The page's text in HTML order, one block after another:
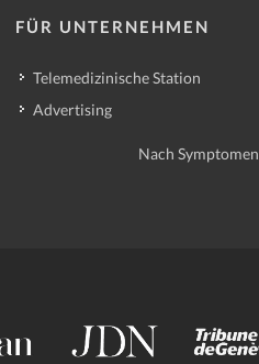
FÜR UNTERNEHMEN
Telemedizinische Station
Advertising
Nach Symptomen